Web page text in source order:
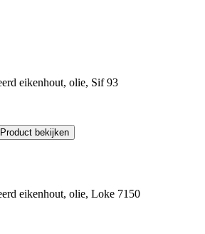
eikenhout, olie, Sif 93
Product bekijken
eikenhout, olie, Loke 7150